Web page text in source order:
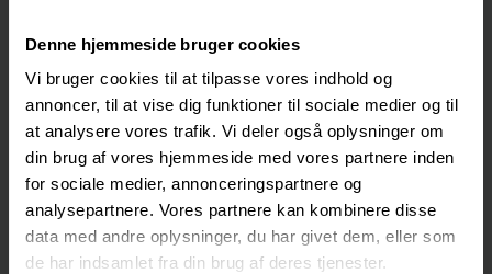
Denne hjemmeside bruger cookies
Vi bruger cookies til at tilpasse vores indhold og
annoncer, til at vise dig funktioner til sociale medier og til
at analysere vores trafik. Vi deler også oplysninger om
din brug af vores hjemmeside med vores partnere inden
for sociale medier, annonceringspartnere og
analysepartnere. Vores partnere kan kombinere disse
data med andre oplysninger, du har givet dem, eller som
de har indsamlet fra din brug af deres tjenester.
Upcy
Vis dine gæster, at i tager aktivt del i
den cirkulære økonomi